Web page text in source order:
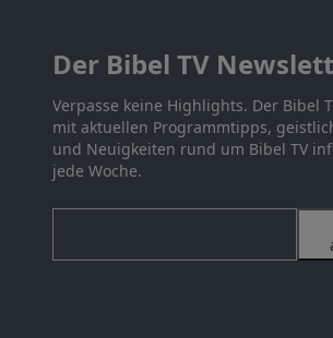
Der Bibel TV
Verpasse keine Highlights. Der Bibel
mit aktuellen Programmtipps,
und Neuigkeiten rund um Bibel TV
jede Woche.